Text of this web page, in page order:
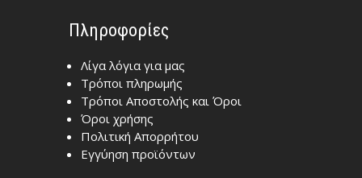
Πληροφορίες
Λίγα λόγια για μας
Τρόποι πληρωμής
Τρόποι Αποστολής και Όροι
Όροι χρήσης
Πολιτική Απορρήτου
Εγγύηση προϊόντων